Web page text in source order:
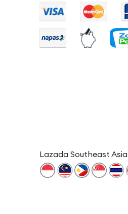
Lazada Southeast Asia